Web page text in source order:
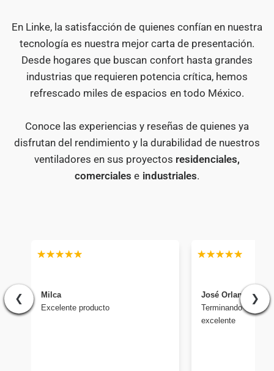
En Linke, la satisfacción de quienes confían en nuestra
tecnología es nuestra mejor carta de presentación.
Desde hogares que buscan confort hasta grandes
industrias que requieren potencia crítica, hemos
refrescado miles de espacios en todo México.
Conoce las experiencias y reseñas de quienes ya
disfrutan del rendimiento y la durabilidad de nuestros
ventiladores en sus proyectos residenciales,
comerciales e industriales.
❮ ❯
Milca
Excelente producto
José Orlando
Terminando de
excelente